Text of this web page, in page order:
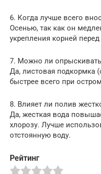
6. Когда лучше всего
Осенью, так как он
укрепления корней
7. Можно ли
Да, листовая подкормка
быстрее всего при
8. Влияет ли полив
Да, жесткая вода
хлорозу. Лучше
отстоянную воду.
Рейтинг